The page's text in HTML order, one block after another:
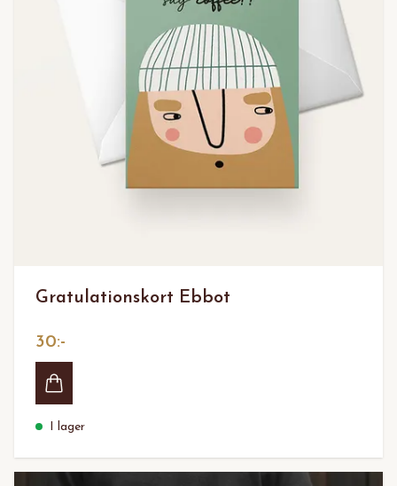
Gratulationskort Ebbot
30:-
I lager